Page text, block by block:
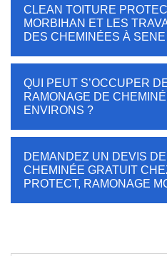
CLEAN TOITURE
MORBIHAN ET LES
DES CHEMINÉES À
QUI PEUT S’OCCUPER
RAMONAGE DE
ENVIRONS ?
DEMANDEZ UN DEVIS
CHEMINÉE GRATUIT
PROTECT, RAMONAGE